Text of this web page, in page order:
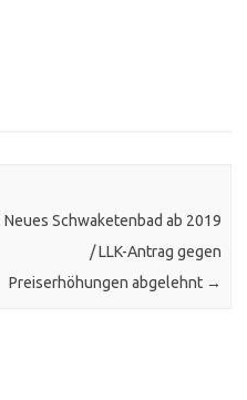
Neues Schwaketenbad ab 2019
/ LLK-Antrag gegen
Preiserhöhungen abgelehnt →